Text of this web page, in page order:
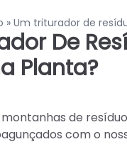
» Um triturador de
De
Planta?
de
com o